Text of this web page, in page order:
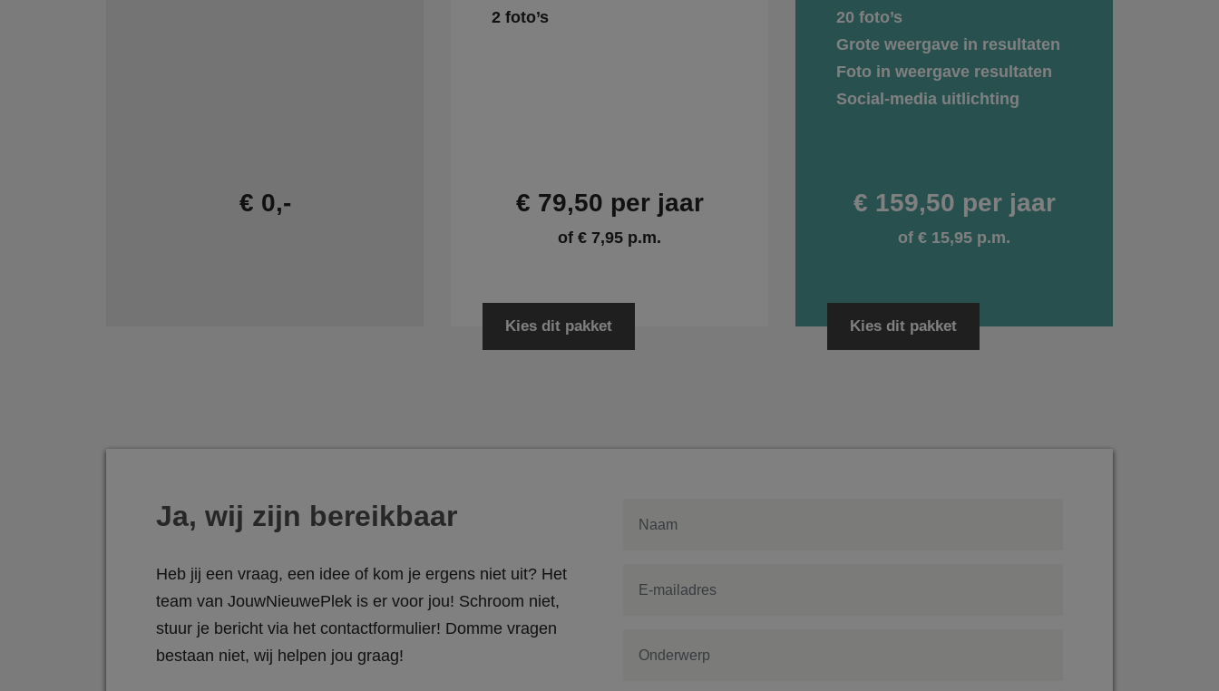
€ 0,-
2 foto’s
€ 79,50 per jaar
of € 7,95 p.m.
Kies dit pakket
20 foto’s
Grote weergave in resultaten
Foto in weergave resultaten
Social-media uitlichting
€ 159,50 per jaar
of € 15,95 p.m.
Kies dit pakket
Ja, wij zijn bereikbaar
Heb jij een vraag, een idee of kom je ergens niet uit? Het
team van JouwNieuwePlek is er voor jou! Schroom niet,
stuur je bericht via het contactformulier! Domme vragen
bestaan niet, wij helpen jou graag!